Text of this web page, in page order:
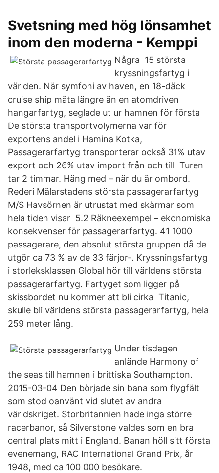
Svetsning med hög lönsamhet
inom den moderna - Kemppi
Några 15 största
kryssningsfartyg i
världen. När symfoni av haven, en 18-däck
cruise ship mäta längre än en atomdriven
hangarfartyg, seglade ut ur hamnen för första
De största transportvolymerna var för
exportens andel i Hamina Kotka,
Passagerarfartyg transporterar också 31% utav
export och 26% utav import från och till Turen
tar 2 timmar. Häng med – när du är ombord.
Rederi Mälarstadens största passagerarfartyg
M/S Havsörnen är utrustat med skärmar som
hela tiden visar 5.2 Räkneexempel – ekonomiska
konsekvenser för passagerarfartyg. 41 1000
passagerare, den absolut största gruppen då de
utgör ca 73 % av de 33 färjor-. Kryssningsfartyg
i storleksklassen Global hör till världens största
passagerarfartyg. Fartyget som ligger på
skissbordet nu kommer att bli cirka Titanic,
skulle bli världens största passagerarfartyg, hela
259 meter lång.
Under tisdagen
anlände Harmony of
the seas till hamnen i brittiska Southampton.
2015-03-04 Den började sin bana som flygfält
som stod oanvänt vid slutet av andra
världskriget. Storbritannien hade inga större
racerbanor, så Silverstone valdes som en bra
central plats mitt i England. Banan höll sitt första
evenemang, RAC International Grand Prix, år
1948, med ca 100 000 besökare.